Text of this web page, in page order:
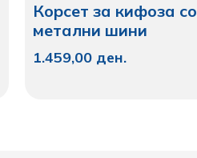
Корсет за кифоза со
метални шини
1.459,00 ден.